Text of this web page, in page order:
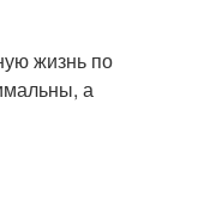
жизнь по
а